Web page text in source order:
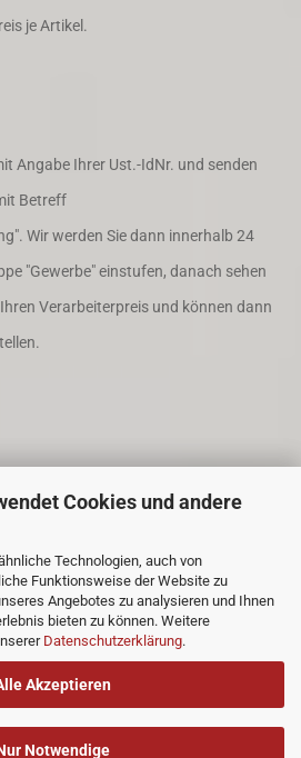
Cookies und andere
Technologien, auch von
Funktionsweise der Website zu
Angebotes zu analysieren und Ihnen
bieten zu können. Weitere
Datenschutzerklärung.
Akzeptieren
Notwendige
je Artikel.
Angabe Ihrer Ust.-IdNr. und senden
Betreff
Wir werden Sie dann innerhalb 24
"Gewerbe" einstufen, danach sehen
Verarbeiterpreis und können dann